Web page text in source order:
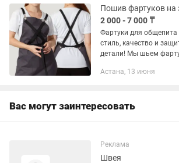
Школьных...
2 000 - 7 000 ₸
Фартуки для общепита
стиль, качество и
детали! Мы шьем
водоотталкивающего
Астана, 13 июня
Вас могут заинтересовать
Реклама
Швея